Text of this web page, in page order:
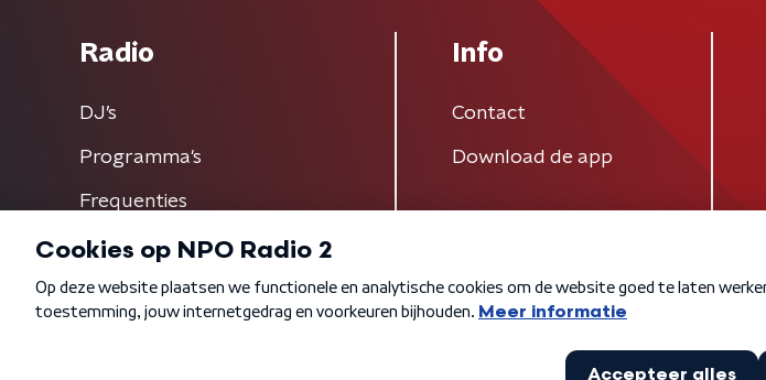
Radio
DJ’s
Programma's
Frequenties
Info
Contact
Download de app
Algemene voorwaarden Privacybeleid